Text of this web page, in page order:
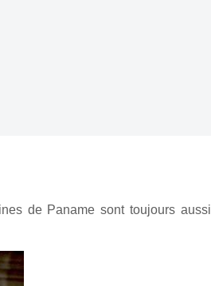
de Paname sont toujours aussi